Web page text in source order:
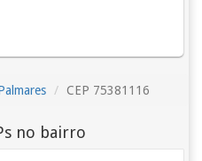
CEP 75381116
no bairro